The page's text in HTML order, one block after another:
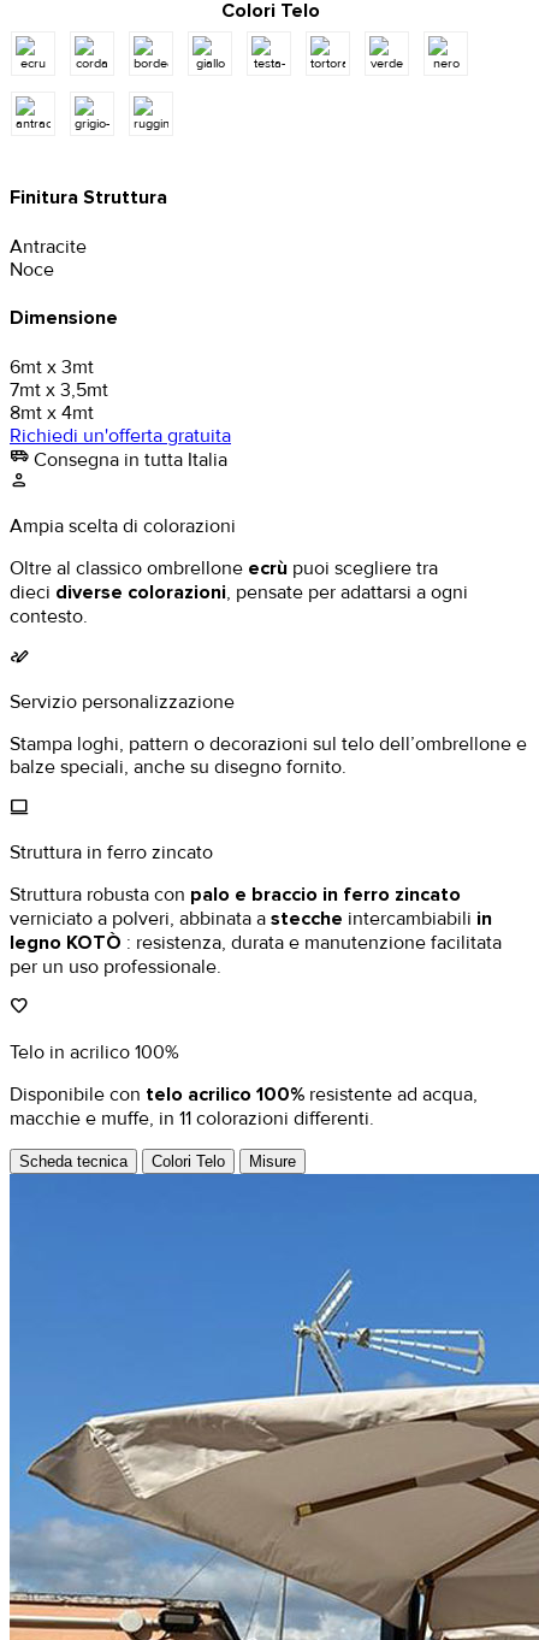
Colori Telo
Finitura Struttura
Antracite
Noce
Dimensione
6mt x 3mt
7mt x 3,5mt
8mt x 4mt
Richiedi un'offerta gratuita
airport_shuttle Consegna in tutta Italia
person
Ampia scelta di colorazioni
Oltre al classico ombrellone ecrù puoi scegliere tra
dieci diverse colorazioni, pensate per adattarsi a ogni
contesto.
stylus_note
Servizio personalizzazione
Stampa loghi, pattern o decorazioni sul telo dell’ombrellone e
balze speciali, anche su disegno fornito.
computer
Struttura in ferro zincato
Struttura robusta con palo e braccio in ferro zincato
verniciato a polveri, abbinata a stecche intercambiabili in
legno KOTÒ : resistenza, durata e manutenzione facilitata
per un uso professionale.
favorite
Telo in acrilico 100%
Disponibile con telo acrilico 100% resistente ad acqua,
macchie e muffe, in 11 colorazioni differenti.
Scheda tecnica Colori Telo Misure